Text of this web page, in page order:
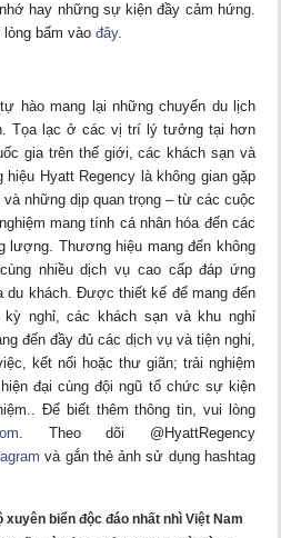
hay những sự kiện đầy cảm hứng.
bấm vào đây.
hào mang lại những chuyến du lịch
Tọa lạc ở các vị trí lý tưởng tại hơn
gia trên thế giới, các khách sạn và
Hyatt Regency là không gian gặp
những dịp quan trọng – từ các cuộc
mang tính cá nhân hóa đến các
lượng. Thương hiệu mang đến không
nhiều dịch vụ cao cấp đáp ứng
du khách. Được thiết kế để mang đến
nghỉ, các khách sạn và khu nghỉ
đến đầy đủ các dịch vụ và tiện nghi,
kết nối hoặc thư giãn; trải nghiệm
đại cùng đội ngũ tổ chức sự kiện
Để biết thêm thông tin, vui lòng
. Theo dõi @HyattRegency
và gắn thẻ ảnh sử dụng hashtag
biển độc đáo nhất nhì Việt Nam